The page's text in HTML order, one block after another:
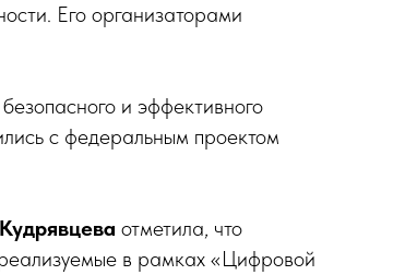
Его организаторами
и эффективного
с федеральным проектом
отметила, что
в рамках «Цифровой